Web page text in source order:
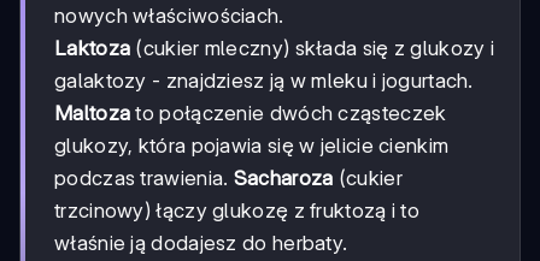
nowych właściwościach.
Laktoza (cukier mleczny) składa się z glukozy i
galaktozy - znajdziesz ją w mleku i jogurtach.
Maltoza to połączenie dwóch cząsteczek
glukozy, która pojawia się w jelicie cienkim
podczas trawienia. Sacharoza (cukier
trzcinowy) łączy glukozę z fruktozą i to
właśnie ją dodajesz do herbaty.